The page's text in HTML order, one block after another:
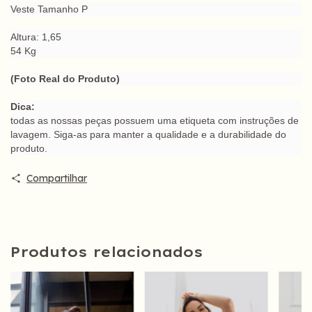
Veste Tamanho P
Altura: 1,65
54 Kg
(Foto Real do Produto)
Dica:
todas as nossas peças possuem uma etiqueta com instruções de
lavagem. Siga-as para manter a qualidade e a durabilidade do
produto.
Compartilhar
Produtos relacionados